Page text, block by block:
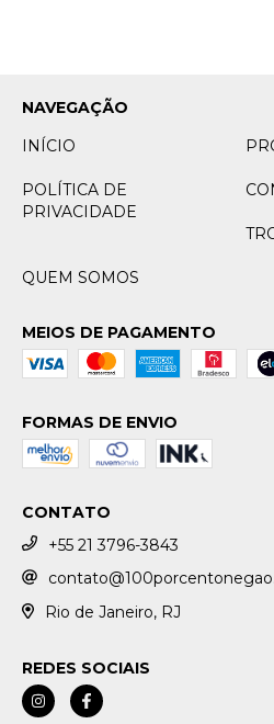
NAVEGAÇÃO
INÍCIO
POLÍTICA DE
PRIVACIDADE
QUEM SOMOS
MEIOS DE PAGAMENTO
FORMAS DE ENVIO
CONTATO
+55 21 3796-3843
Rio de Janeiro, RJ
REDES SOCIAIS